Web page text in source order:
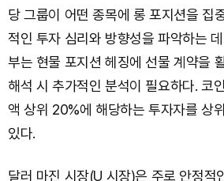
당 그룹이 어떤 종목에 롱 포지션을 집
적인 투자 심리와 방향성을 파악하는
부는 현물 포지션 헤징에 선물 계약을
해석 시 추가적인 분석이 필요하다. 코
액 상위 20%에 해당하는 투자자를 상
있다.
달러 마진 시장(U 시장)은 주로 안정적